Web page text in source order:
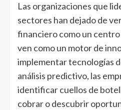
Las organizaciones que
sectores han dejado de
financiero como un
ven como un motor de
implementar tecnologías
análisis predictivo, las
identificar cuellos de
cobrar o descubrir